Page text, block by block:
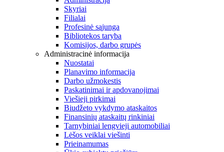
Skyriai
Filialai
Profesinė sąjunga
Bibliotekos taryba
Komisijos, darbo grupės
Administracinė informacija
Nuostatai
Planavimo informacija
Darbo užmokestis
Paskatinimai ir apdovanojimai
Viešieji pirkimai
Biudžeto vykdymo ataskaitos
Finansinių ataskaitų rinkiniai
Tarnybiniai lengvieji automobiliai
Lėšos veiklai viešinti
Prieinamumas